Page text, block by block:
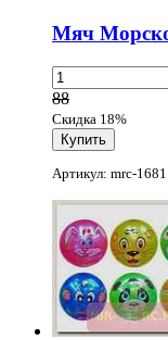
Мяч
88
Скидка 18%
Артикул: mrc-